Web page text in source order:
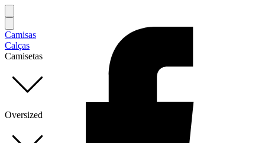
Camisas
Calças
Camisetas
Oversized